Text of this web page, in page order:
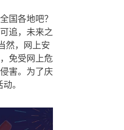
国各地吧？
追，未来之
然，网上安
免受网上危
害。为了庆
。